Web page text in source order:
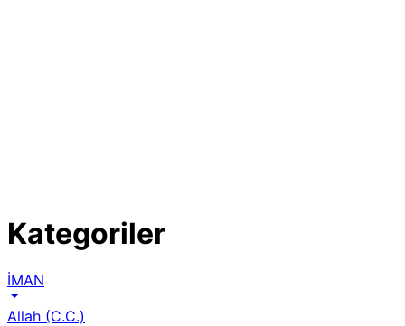
Kategoriler
İMAN
Allah (C.C.)